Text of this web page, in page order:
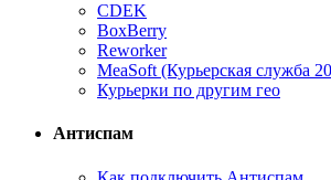
CDEK
BoxBerry
Reworker
MeaSoft (Курьерская служба
Курьерки по другим гео
Антиспам